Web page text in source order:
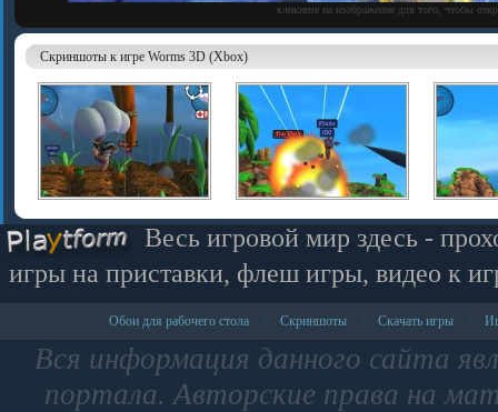
кликните на изображение для того, чтобы
Скриншоты к игре Worms 3D (Xbox)
Весь игровой мир здесь -
игры на приставки, флеш игры, видео к
Обои для рабочего стола Скриншоты Скачать игры
Вся информация данного сайта
портала. Авторские права на